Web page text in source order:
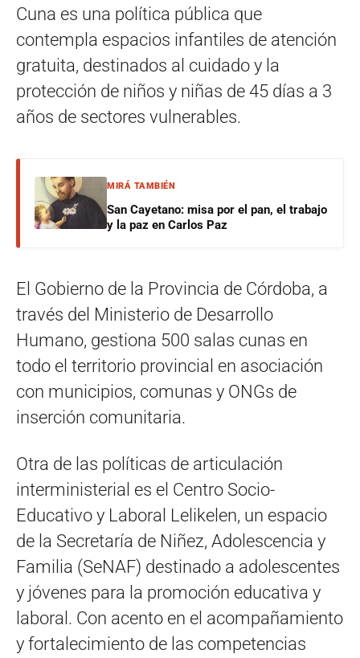
Cuna es una política pública que
contempla espacios infantiles de atención
gratuita, destinados al cuidado y la
protección de niños y niñas de 45 días a 3
años de sectores vulnerables.
MIRÁ TAMBIÉN
San Cayetano: misa por el pan, el trabajo
y la paz en Carlos Paz
El Gobierno de la Provincia de Córdoba, a
través del Ministerio de Desarrollo
Humano, gestiona 500 salas cunas en
todo el territorio provincial en asociación
con municipios, comunas y ONGs de
inserción comunitaria.
Otra de las políticas de articulación
interministerial es el Centro Socio-
Educativo y Laboral Lelikelen, un espacio
de la Secretaría de Niñez, Adolescencia y
Familia (SeNAF) destinado a adolescentes
y jóvenes para la promoción educativa y
laboral. Con acento en el acompañamiento
y fortalecimiento de las competencias